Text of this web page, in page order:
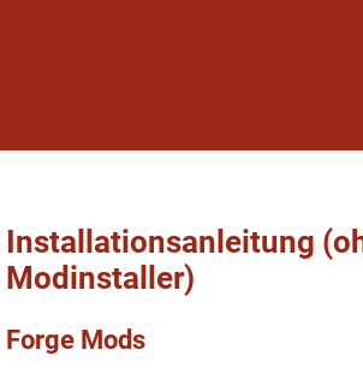
Installationsanleitung
Modinstaller)
Forge Mods